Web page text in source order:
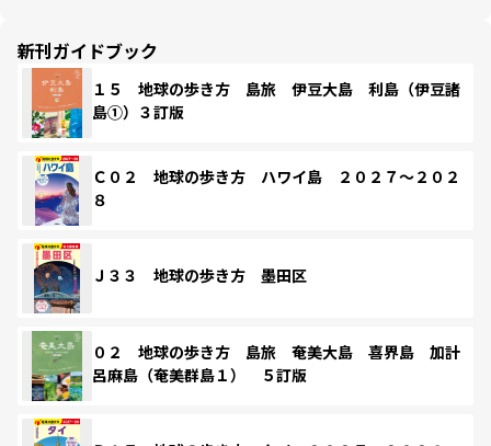
新刊ガイドブック
１５ 地球の歩き方 島旅 伊豆大島 利島（伊豆諸
島①）３訂版
Ｃ０２ 地球の歩き方 ハワイ島 ２０２７～２０２
８
Ｊ３３ 地球の歩き方 墨田区
０２ 地球の歩き方 島旅 奄美大島 喜界島 加計
呂麻島（奄美群島１） ５訂版